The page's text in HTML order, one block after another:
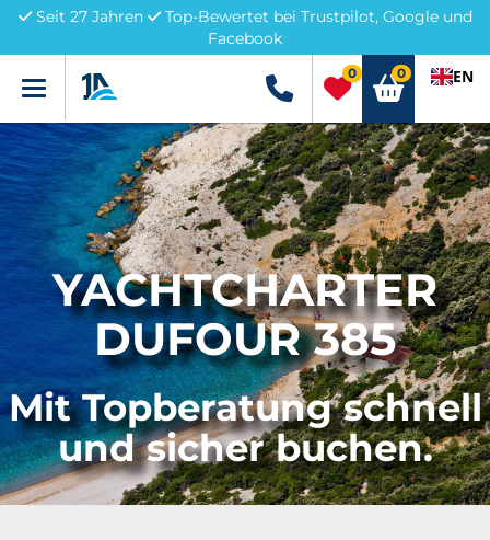
Seit 27 Jahren
Top-Bewertet bei Trustpilot, Google und
Facebook
Menü +49 5741 3222690
0 0 EN
YACHTCHARTER
DUFOUR 385
Mit Topberatung schnell
und sicher buchen.